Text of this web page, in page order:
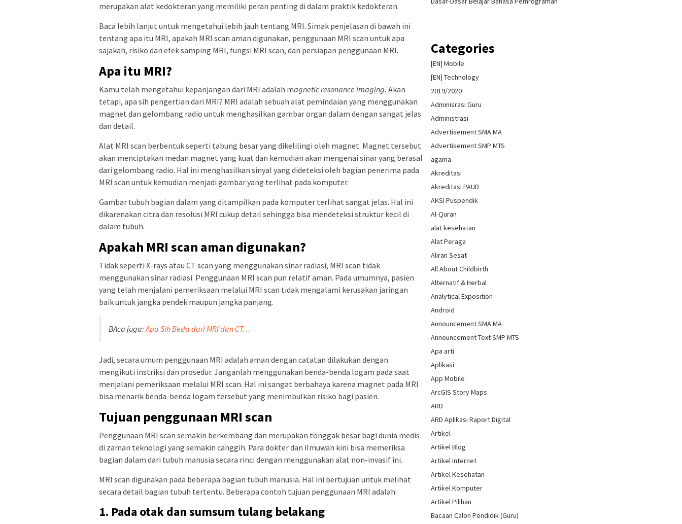
merupakan alat kedokteran yang memiliki peran penting di dalam praktik kedokteran.
Baca lebih lanjut untuk mengetahui lebih jauh tentang MRI. Simak penjelasan di bawah ini
tentang apa itu MRI, apakah MRI scan aman digunakan, penggunaan MRI scan untuk apa
sajakah, risiko dan efek samping MRI, fungsi MRI scan, dan persiapan penggunaan MRI.
Apa itu MRI?
Kamu telah mengetahui kepanjangan dari MRI adalah magnetic resonance imaging. Akan
tetapi, apa sih pengertian dari MRI? MRI adalah sebuah alat pemindaian yang menggunakan
magnet dan gelombang radio untuk menghasilkan gambar organ dalam dengan sangat jelas
dan detail.
Alat MRI scan berbentuk seperti tabung besar yang dikelilingi oleh magnet. Magnet tersebut
akan menciptakan medan magnet yang kuat dan kemudian akan mengenai sinar yang berasal
dari gelombang radio. Hal ini menghasilkan sinyal yang dideteksi oleh bagian penerima pada
MRI scan untuk kemudian menjadi gambar yang terlihat pada komputer.
Gambar tubuh bagian dalam yang ditampilkan pada komputer terlihat sangat jelas. Hal ini
dikarenakan citra dan resolusi MRI cukup detail sehingga bisa mendeteksi struktur kecil di
dalam tubuh.
Apakah MRI scan aman digunakan?
Tidak seperti X-rays atau CT scan yang menggunakan sinar radiasi, MRI scan tidak
menggunakan sinar radiasi. Penggunaan MRI scan pun relatif aman. Pada umumnya, pasien
yang telah menjalani pemeriksaan melalui MRI scan tidak mengalami kerusakan jaringan
baik untuk jangka pendek maupun jangka panjang.
BAca juga:Apa Sih Beda dari MRI dan CT…
Jadi, secara umum penggunaan MRI adalah aman dengan catatan dilakukan dengan
mengikuti instriksi dan prosedur. Janganlah menggunakan benda-benda logam pada saat
menjalani pemeriksaan melalui MRI scan. Hal ini sangat berbahaya karena magnet pada MRI
bisa menarik benda-benda logam tersebut yang menimbulkan risiko bagi pasien.
Tujuan penggunaan MRI scan
Penggunaan MRI scan semakin berkembang dan merupakan tonggak besar bagi dunia medis
di zaman teknologi yang semakin canggih. Para dokter dan ilmuwan kini bisa memeriksa
bagian dalam dari tubuh manusia secara rinci dengan menggunakan alat non-invasif ini.
MRI scan digunakan pada beberapa bagian tubuh manusia. Hal ini bertujuan untuk melihat
secara detail bagian tubuh tertentu. Beberapa contoh tujuan penggunaan MRI adalah:
1. Pada otak dan sumsum tulang belakang
Categories
[EN] Mobile
[EN] Technology
2019/2020
Adminisrasi Guru
Administrasi
Advertisement SMA MA
Advertisement SMP MTS
agama
Akreditasi
Akreditasi PAUD
AKSI Puspendik
Al-Quran
alat kesehatan
Alat Peraga
Aliran Sesat
All About Childbirth
Alternatif & Herbal
Analytical Exposition
Android
Announcement SMA MA
Announcement Text SMP MTS
Apa arti
Aplikasi
App Mobile
ArcGIS Story Maps
ARD
ARD Aplikasi Raport Digital
Artikel
Artikel Blog
Artikel Internet
Artikel Kesehatan
Artikel Komputer
Artikel Pilihan
Bacaan Calon Pendidik (Guru)